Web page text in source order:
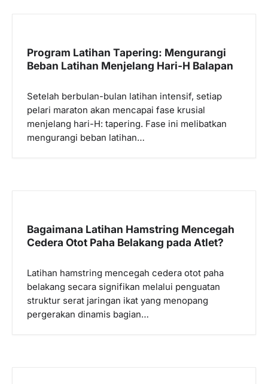
Program Latihan Tapering: Mengurangi
Beban Latihan Menjelang Hari-H Balapan
Setelah berbulan-bulan latihan intensif, setiap
pelari maraton akan mencapai fase krusial
menjelang hari-H: tapering. Fase ini melibatkan
mengurangi beban latihan…
Bagaimana Latihan Hamstring Mencegah
Cedera Otot Paha Belakang pada Atlet?
Latihan hamstring mencegah cedera otot paha
belakang secara signifikan melalui penguatan
struktur serat jaringan ikat yang menopang
pergerakan dinamis bagian…